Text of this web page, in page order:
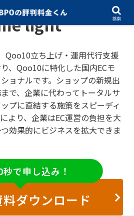
light
立ち上げ・運用代行支援
、Qoo10に特化した国内ECモ
ョナルです。ショップの新規出
で、企業に代わってトータルサ
プに直結する施策をスピーディ
より、企業はEC運営の負担を大
効果的にビジネスを拡大できま
で申し込み！
ダウンロード
検索